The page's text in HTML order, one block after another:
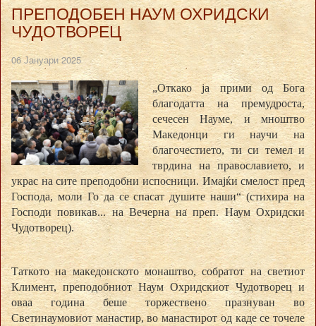
ПРЕПОДОБЕН НАУМ ОХРИДСКИ
ЧУДОТВОРЕЦ
06 Јануари 2025
„Откако ја прими од Бога
благодатта на премудроста,
сечесен Науме, и мноштво
Македонци ги научи на
благочестието, ти си темел и
тврдина на православието, и
украс на сите преподобни испосници. Имајќи смелост пред
Господа, моли Го да се спасат душите наши“ (стихира на
Господи повикав... на Вечерна на преп. Наум Охридски
Чудотворец).
Таткото на македонското монаштво, собратот на светиот
Климент, преподобниот Наум Охридскиот Чудотворец и
оваа година беше торжествено празнуван во
Светинаумовиот манастир, во манастирот од каде се точеле